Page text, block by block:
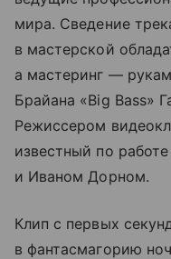
мира. Сведение
в мастерской
а мастеринг —
Брайана «Big Bass»
Режиссером
известный по
и Иваном Дорном.
Клип с первых
в фантасмагорию